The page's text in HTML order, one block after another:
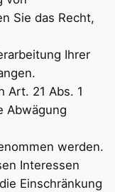
Sie das Recht,
Ihrer
Art. 21 Abs. 1
Abwägung
werden.
Interessen
Einschränkung